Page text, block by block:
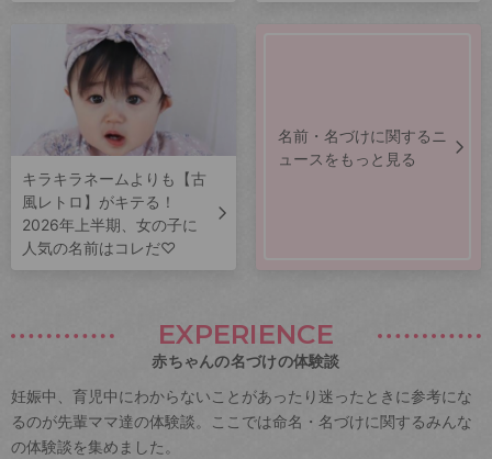
キラキラネームよりも【古
風レトロ】がキテる！
2026年上半期、女の子に
人気の名前はコレだ♡
名前・名づけに関するニ
ュースをもっと見る
EXPERIENCE
赤ちゃんの名づけの体験談
妊娠中、育児中にわからないことがあったり迷ったときに参考にな
るのが先輩ママ達の体験談。ここでは命名・名づけに関するみんな
の体験談を集めました。